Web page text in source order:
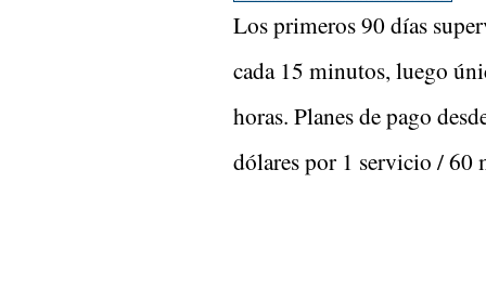
Los primeros 90 días
cada 15 minutos, luego
horas. Planes de pago
dólares por 1 servicio / 60